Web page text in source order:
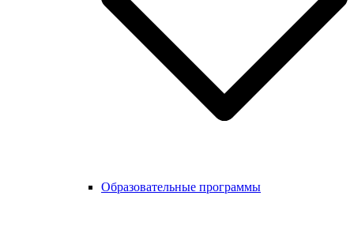
Образовательные программы